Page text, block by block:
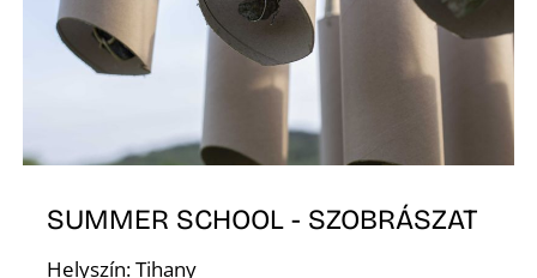
SUMMER SCHOOL - SZOBRÁSZAT
Helyszín: Tihany